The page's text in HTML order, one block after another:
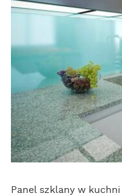
Panel szklany w